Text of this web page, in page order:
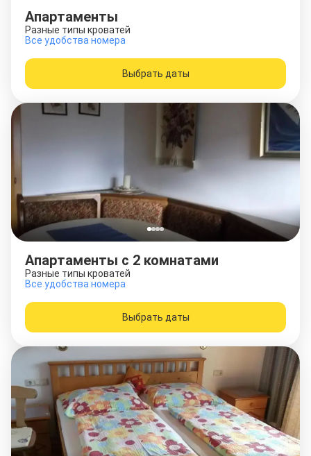
Апартаменты
Разные типы кроватей
Все удобства номера
Выбрать даты
Апартаменты с 2 комнатами
Разные типы кроватей
Все удобства номера
Выбрать даты